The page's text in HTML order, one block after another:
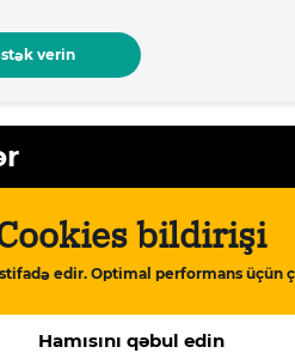
bildirişi
edir. Optimal performans üçün
Hamısını qəbul edin
verin